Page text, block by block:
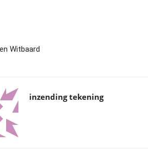
Witbaard
inzending tekening